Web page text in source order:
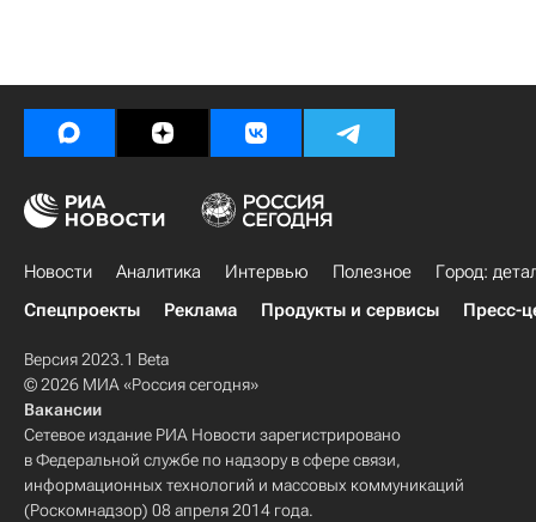
Новости Аналитика Интервью Полезное
Город:
Спецпроекты
Реклама Продукты и сервисы Пресс-
Версия 2023.1 Beta
© 2026 МИА «Россия сегодня»
Вакансии
Сетевое издание РИА Новости зарегистрировано
в Федеральной службе по надзору в сфере связи,
информационных технологий и массовых коммуникаций
(Роскомнадзор) 08 апреля 2014 года.